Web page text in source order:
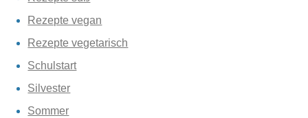
Rezepte vegan
Rezepte vegetarisch
Schulstart
Silvester
Sommer